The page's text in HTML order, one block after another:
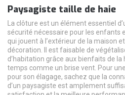
Paysagiste taille de haie
La clôture est un élément essentiel
sécurité nécessaire pour les enfants
qui jouent à l’extérieur de la maison
décoration. Il est faisable de
d’habitation grâce aux bienfaits de
temps comme un brise vent. Pour
pour son élagage, sachez que la
d’un paysagiste est amplement